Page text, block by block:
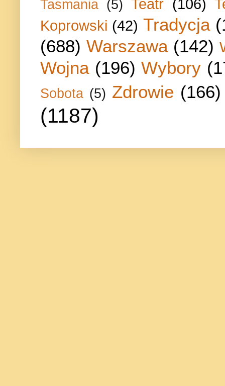
Tasmania (5) Teatr (106)
Koprowski (42) Tradycja
(688) Warszawa (142)
Wojna (196) Wybory
Sobota (5) Zdrowie (166)
(1187)